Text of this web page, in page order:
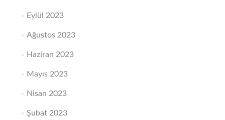
Eylül 2023
Ağustos 2023
Haziran 2023
Mayıs 2023
Nisan 2023
Şubat 2023